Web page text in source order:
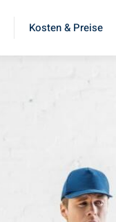
Kosten & Preise